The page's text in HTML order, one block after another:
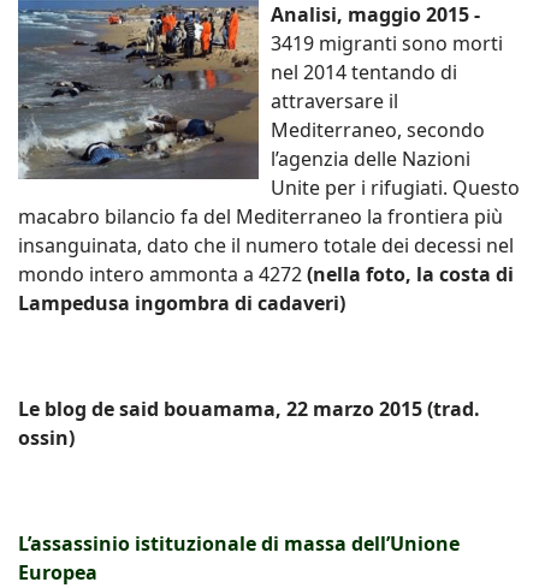
Analisi, maggio 2015 -
3419 migranti sono morti
nel 2014 tentando di
attraversare il
Mediterraneo, secondo
l’agenzia delle Nazioni
Unite per i rifugiati. Questo
macabro bilancio fa del Mediterraneo la frontiera più
insanguinata, dato che il numero totale dei decessi nel
mondo intero ammonta a 4272(nella foto, la costa di
Lampedusa ingombra di cadaveri)
Le blog de said bouamama, 22 marzo 2015 (trad.
ossin)
L’assassinio istituzionale di massa dell’Unione
Europea